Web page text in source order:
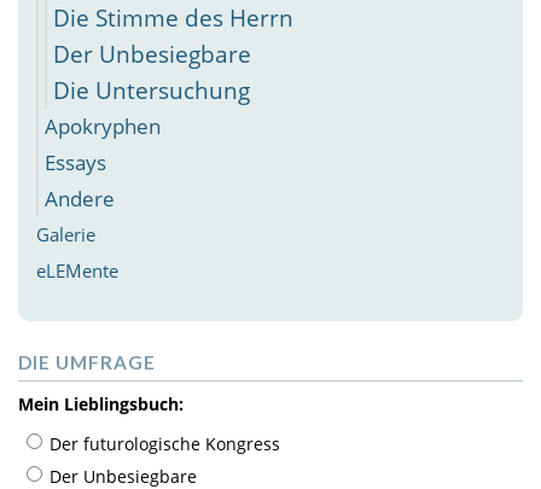
Die Stimme des Herrn
Der Unbesiegbare
Die Untersuchung
Apokryphen
Essays
Andere
Galerie
eLEMente
DIE UMFRAGE
Mein Lieblingsbuch:
Der futurologische Kongress
Der Unbesiegbare